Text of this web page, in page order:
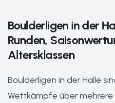
Boulderligen in der
Runden,
Altersklassen
Boulderligen in der Halle
Wettkämpfe über mehrere